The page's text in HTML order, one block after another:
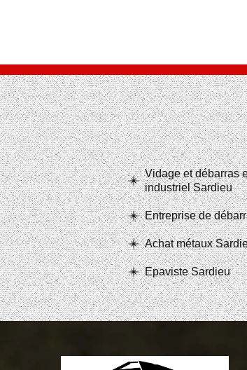
Vidage et débarras
industriel Sardieu
Entreprise de
Achat métaux
Epaviste Sardieu